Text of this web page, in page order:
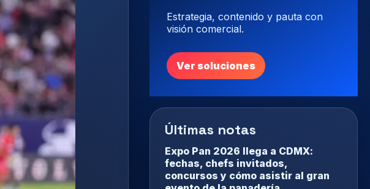
Estrategia, contenido y pauta con
visión comercial.
Ver soluciones
Últimas notas
Expo Pan 2026 llega a CDMX:
fechas, chefs invitados,
concursos y cómo asistir al gran